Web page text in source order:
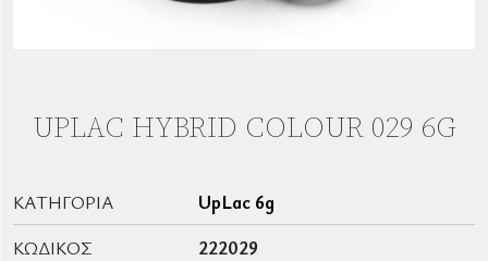
UPLAC HYBRID COLOUR 029 6G
ΚΑΤΗΓΟΡΊΑ
UpLac 6g
ΚΩΔΙΚΌΣ
222029